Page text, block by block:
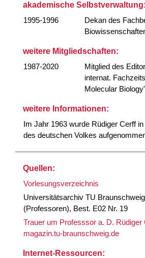
akademische Selbstverwaltung:
1995-1996
Dekan des
weitere Mitgliedschaften:
1987-2020
Mitglied des
internat.
Molecular
weitere Informationen:
Im Jahr 1963 wurde Rüdiger Cerff
des deutschen Volkes
Quellen:
Vorlesungsverzeichnis
Universitätsarchiv TU
(Professoren), Best. E02 Nr. 19
Trauer um Professsor a. D. Rüdiger
magazin.tu-braunschweig.de
Internet-Ressourcen: